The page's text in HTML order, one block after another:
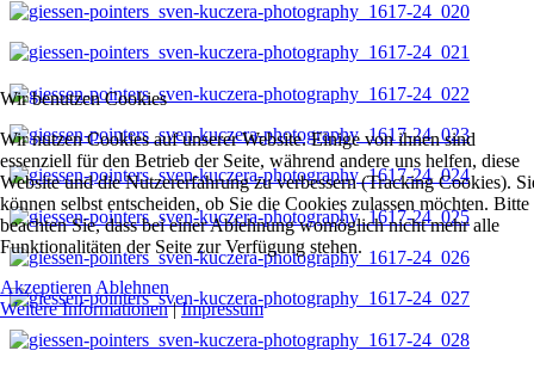
Wir benutzen Cookies
Wir nutzen Cookies auf unserer Website. Einige von ihnen sind
essenziell für den Betrieb der Seite, während andere uns helfen, diese
Website und die Nutzererfahrung zu verbessern (Tracking Cookies).
können selbst entscheiden, ob Sie die Cookies zulassen möchten. Bitte
beachten Sie, dass bei einer Ablehnung womöglich nicht mehr alle
Funktionalitäten der Seite zur Verfügung stehen.
Akzeptieren Ablehnen
Weitere Informationen|Impressum